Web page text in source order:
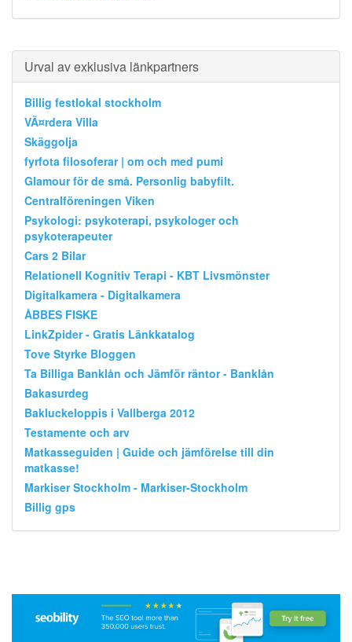
Urval av exklusiva länkpartners
Billig festlokal stockholm
VÃ¤rdera Villa
Skäggolja
fyrfota filosoferar | om och med pumi
Glamour för de små. Personlig babyfilt.
Centralföreningen Viken
Psykologi: psykoterapi, psykologer och
psykoterapeuter
Cars 2 Bilar
Relationell Kognitiv Terapi - KBT Livsmönster
Digitalkamera - Digitalkamera
ÅBBES FISKE
LinkZpider - Gratis Länkkatalog
Tove Styrke Bloggen
Ta Billiga Banklån och Jämför räntor - Banklån
Bakasurdeg
Bakluckeloppis i Vallberga 2012
Testamente och arv
Matkasseguiden | Guide och jämförelse till din
matkasse!
Markiser Stockholm - Markiser-Stockholm
Billig gps